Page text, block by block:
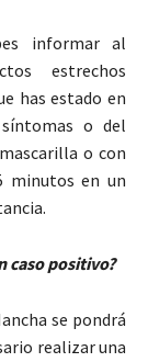
informar al
estrechos
has estado en
o del
o con
minutos en un
caso positivo?
se pondrá
realizar una